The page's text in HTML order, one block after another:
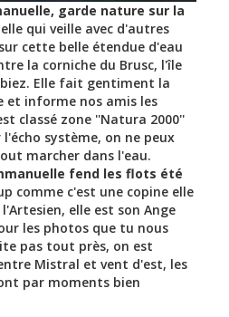
garde nature sur la
qui veille avec d'autres
cette belle étendue d'eau
la corniche du Brusc, l'île
Elle fait gentiment la
et informe nos amis les
classé zone ''Natura 2000''
système, on ne peux
marcher dans l'eau.
fend les flots été
comme c'est une copine elle
elle est son Ange
les photos que tu nous
pas tout près, on est
Mistral et vent d'est, les
par moments bien